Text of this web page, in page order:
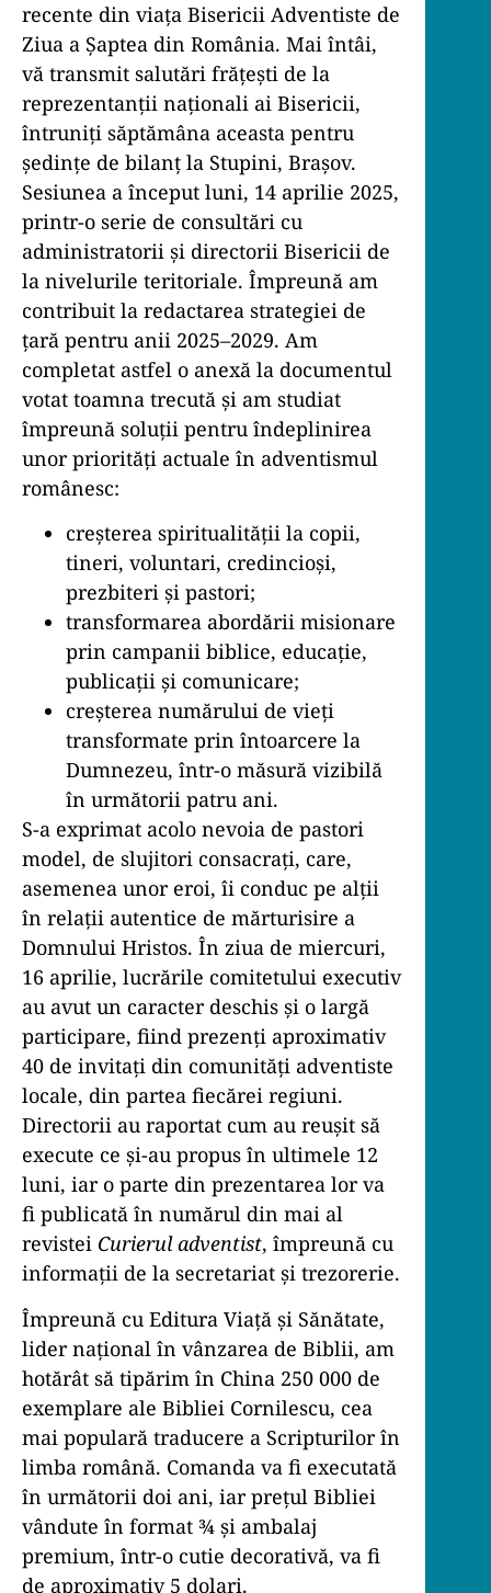
recente din viața Bisericii Adventiste de
Ziua a Șaptea din România. Mai întâi,
vă transmit salutări frățești de la
reprezentanții naționali ai Bisericii,
întruniți săptămâna aceasta pentru
ședințe de bilanț la Stupini, Brașov.
Sesiunea a început luni, 14 aprilie 2025,
printr-o serie de consultări cu
administratorii și directorii Bisericii de
la nivelurile teritoriale. Împreună am
contribuit la redactarea strategiei de
țară pentru anii 2025–2029. Am
completat astfel o anexă la documentul
votat toamna trecută și am studiat
împreună soluții pentru îndeplinirea
unor priorități actuale în adventismul
românesc:
creșterea spiritualității la copii,
tineri, voluntari, credincioși,
prezbiteri și pastori;
transformarea abordării misionare
prin campanii biblice, educație,
publicații și comunicare;
creșterea numărului de vieți
transformate prin întoarcere la
Dumnezeu, într-o măsură vizibilă
în următorii patru ani.
S-a exprimat acolo nevoia de pastori
model, de slujitori consacrați, care,
asemenea unor eroi, îi conduc pe alții
în relații autentice de mărturisire a
Domnului Hristos. În ziua de miercuri,
16 aprilie, lucrările comitetului executiv
au avut un caracter deschis și o largă
participare, fiind prezenți aproximativ
40 de invitați din comunități adventiste
locale, din partea fiecărei regiuni.
Directorii au raportat cum au reușit să
execute ce și-au propus în ultimele 12
luni, iar o parte din prezentarea lor va
fi publicată în numărul din mai al
revistei Curierul adventist, împreună cu
informații de la secretariat și trezorerie.
Împreună cu Editura Viață și Sănătate,
lider național în vânzarea de Biblii, am
hotărât să tipărim în China 250 000 de
exemplare ale Bibliei Cornilescu, cea
mai populară traducere a Scripturilor în
limba română. Comanda va fi executată
în următorii doi ani, iar prețul Bibliei
vândute în format ¾ și ambalaj
premium, într-o cutie decorativă, va fi
de aproximativ 5 dolari.